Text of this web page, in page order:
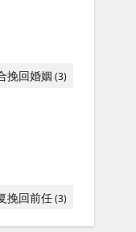
挽回婚姻 (3)
挽回前任(3)